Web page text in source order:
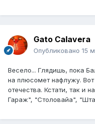
Gato Calavera
Опубликовано 15
Весело... Глядишь, пока
на плюсомет нафлужу.
отечества. Кстати, так и
Гараж", "Столовайа",